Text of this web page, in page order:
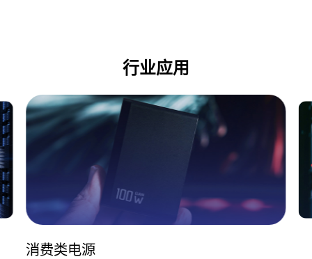
行业应用
消费类电源